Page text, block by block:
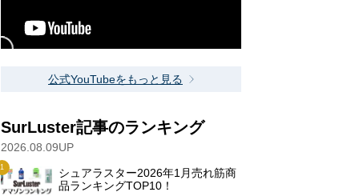
公式YouTubeをもっと見る
SurLuster記事のランキング
2026.08.09UP
シュアラスター2026年1月売れ筋商
品ランキングTOP10！